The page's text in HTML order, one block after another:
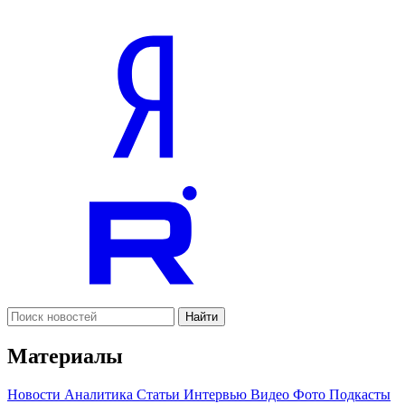
Найти
Материалы
Новости Аналитика Статьи Интервью Видео Фото Подкасты